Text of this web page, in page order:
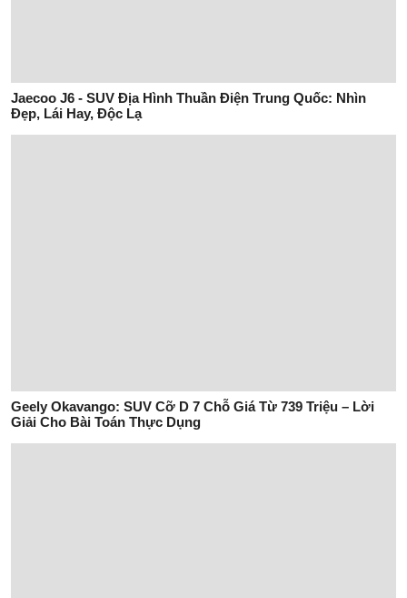
Jaecoo J6 - SUV Địa Hình Thuần Điện Trung Quốc: Nhìn
Đẹp, Lái Hay, Độc Lạ
Geely Okavango: SUV Cỡ D 7 Chỗ Giá Từ 739 Triệu – Lời
Giải Cho Bài Toán Thực Dụng